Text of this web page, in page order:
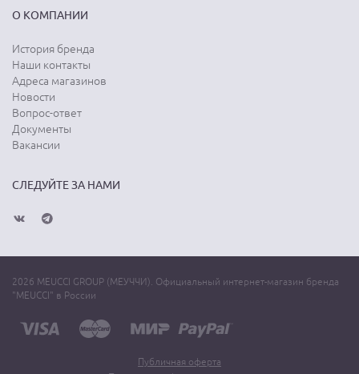
О КОМПАНИИ
История бренда
Наши контакты
Адреса магазинов
Новости
Вопрос-ответ
Документы
Вакансии
СЛЕДУЙТЕ ЗА НАМИ
2026 MEUCCI GROUP (МЕУЧЧИ). Официальный интернет-магазин бренда
"MEUCCI" в России
Публичная оферта